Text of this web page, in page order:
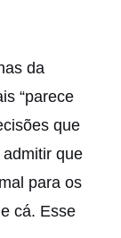
da
“parece
que
admitir que
para os
cá. Esse